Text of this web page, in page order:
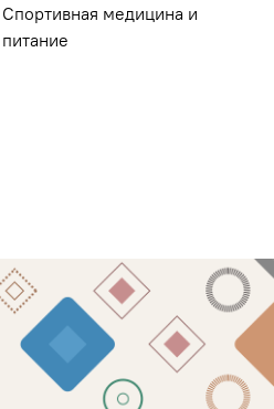
Спортивная медицина и
питание